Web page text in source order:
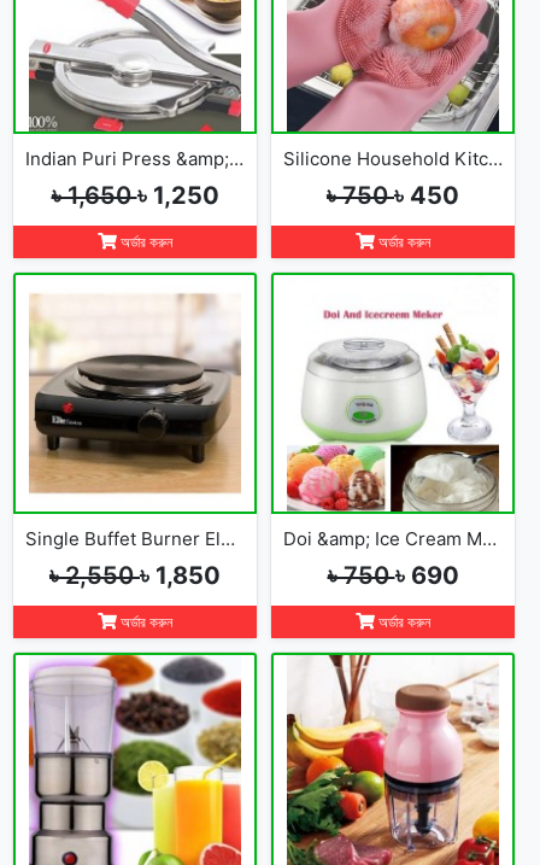
Indian Puri Press &amp; Ruti Maker
৳ 1,650৳ 1,250
অর্ডার করুন
Silicone Household Kitchen Washing Glove(2pcs)
৳ 750৳ 450
অর্ডার করুন
Single Buffet Burner Electric Hot Plate
৳ 2,550৳ 1,850
অর্ডার করুন
Doi &amp; Ice Cream Maker
৳ 750৳ 690
অর্ডার করুন